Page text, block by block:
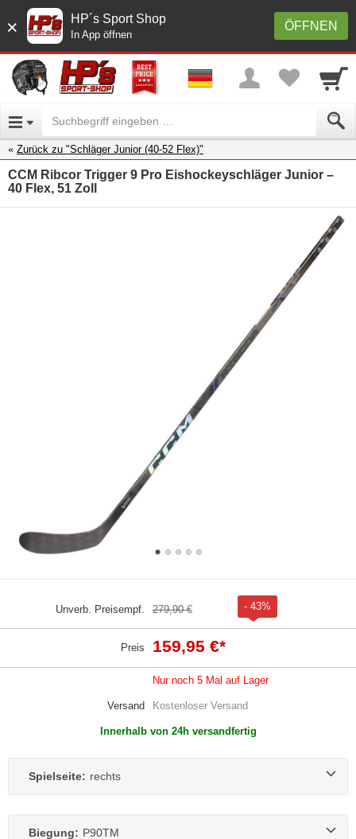
× ÖFFNEN
HP´s Sport Shop
In App öffnen
Zurück zu "Schläger Junior (40-52 Flex)"
CCM Ribcor Trigger 9 Pro Eishockeyschläger Junior –
40 Flex, 51 Zoll
Unverb. Preisempf. 279,90 € - 43%
Preis 159,95 €*
Nur noch 5 Mal auf Lager
Versand Kostenloser Versand
Innerhalb von 24h versandfertig
Spielseite: rechts
Biegung: P90TM